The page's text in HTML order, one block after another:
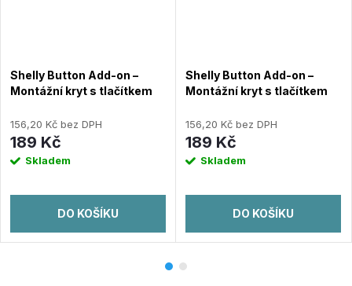
Shelly Button Add-on –
Montážní kryt s tlačítkem
Gen4 moduly, bílý
156,20 Kč bez DPH
189 Kč
Skladem
DO KOŠÍKU
Shelly Button Add-on –
Montážní kryt s tlačítkem
Gen4 moduly, černý
156,20 Kč bez DPH
189 Kč
Skladem
DO KOŠÍKU